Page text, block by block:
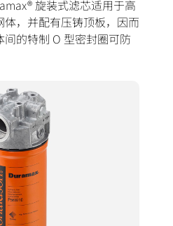
旋装式滤芯适用于高
，并配有压铸顶板，因而
的特制 O 型密封圈可防